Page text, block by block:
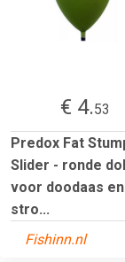
€ 4.53
Predox Fat
Slider - ronde
voor doodaas en
stro...
Fishinn.nl